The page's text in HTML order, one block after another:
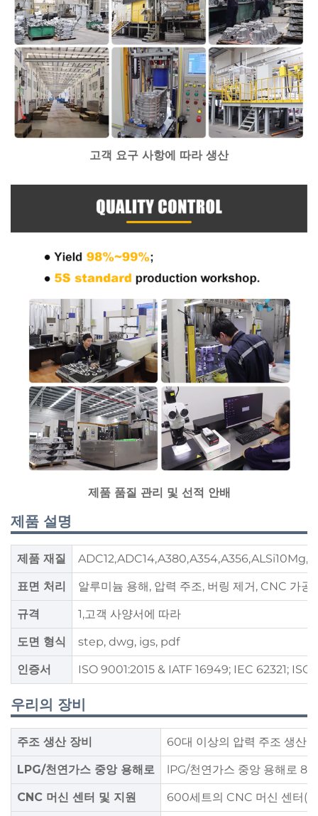
고객 요구 사항에 따라 생산
제품 품질 관리 및 선적 안배
제품 설명
제품 재질
표면 처리 알루미늄 용해, 압력 주조, 버링 제거, CNC 가
규격 1,고객 사양서에 따라
도면 형식 step, dwg, igs, pdf
인증서 ISO 9001:2015 & IATF 16949; IEC 62321;
우리의 장비
주조 생산 장비 60대 이상의 압력 주조 생산
LPG/천연가스 중앙 용해로 lPG/천연가스 중앙 용해로 8
CNC 머신 센터 및 지원 600세트의 CNC 머신 센터(